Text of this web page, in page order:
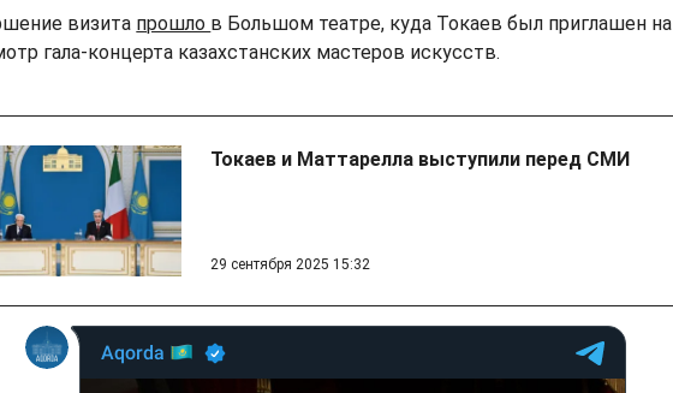
визита прошло в Большом театре, куда Токаев был приглашен на
гала-концерта казахстанских мастеров искусств.
Токаев и Маттарелла выступили перед СМИ
29 сентября 2025 15:32